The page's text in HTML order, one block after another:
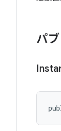
パ